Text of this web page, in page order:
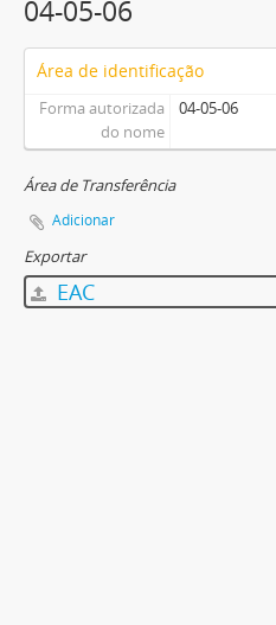
04-05-06
Área de identificação
Forma autorizada
do nome
04-05-06
Área de Transferência
Adicionar
Exportar
EAC